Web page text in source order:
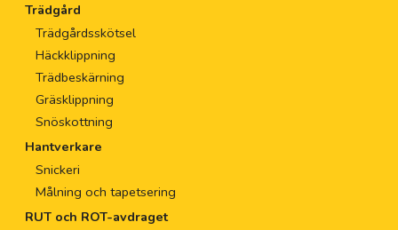
Trädgård
Trädgårdsskötsel
Häckklippning
Trädbeskärning
Gräsklippning
Snöskottning
Hantverkare
Snickeri
Målning och tapetsering
RUT och ROT-avdraget